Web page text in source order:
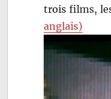
trois films,
anglais)